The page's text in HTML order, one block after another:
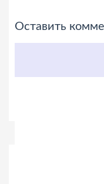
Оставить